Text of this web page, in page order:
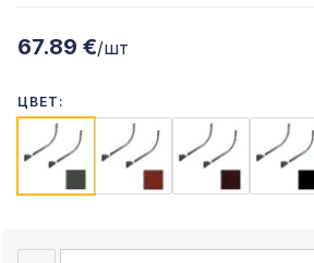
67.89 €/шт
ЦВЕТ: